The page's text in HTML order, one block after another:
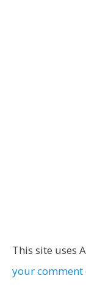
This site uses
your comment